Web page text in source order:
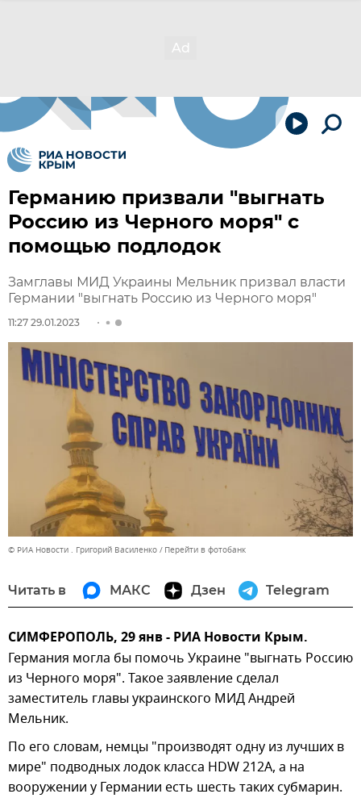
Германию призвали "выгнать
Россию из Черного моря" с
помощью подлодок
Замглавы МИД Украины Мельник призвал власти
Германии "выгнать Россию из Черного моря"
11:27 29.01.2023
© РИА Новости . Григорий Василенко Перейти в фотобанк
Читать в МАКС Дзен Telegram
СИМФЕРОПОЛЬ, 29 янв - РИА Новости Крым.
Германия могла бы помочь Украине "выгнать Россию
из Черного моря". Такое заявление сделал
заместитель главы украинского МИД Андрей
Мельник.
По его словам, немцы "производят одну из лучших в
мире" подводных лодок класса HDW 212A, а на
вооружении у Германии есть шесть таких субмарин.